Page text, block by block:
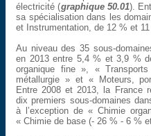
électricité (graphique 50.01).
sa spécialisation dans les
et Instrumentation, de 12 % et
Au niveau des 35 sous-
en 2013 entre 5,4 % et 3,9 %
organique fine », «
métallurgie » et « Moteurs,
Entre 2008 et 2013, la France
dix premiers sous-domaines
à l’exception de « Chimie
« Chimie de base (- 26 % - 6 %